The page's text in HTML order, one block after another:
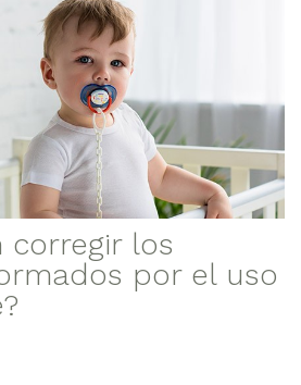
corregir los
por el uso